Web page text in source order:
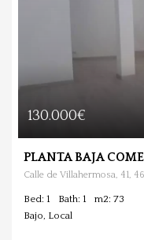
130.000€
Calle de Villahermosa, 41,
Bed: 1 Bath: 1
m2: 73
Bajo, Local